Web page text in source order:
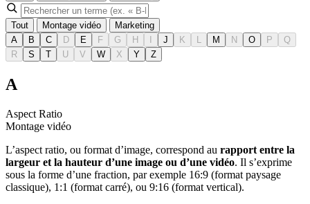
Tout Montage vidéo
Marketing
A
B C D E F G H J K M N O P
Q
R
S T U V W X Y Z
A
Aspect Ratio
Montage vidéo
L’aspect ratio, ou format d’image, correspond au rapport entre la
largeur et la hauteur d’une image ou d’une vidéo. Il s’exprime
sous la forme d’une fraction, par exemple 16:9 (format paysage
classique), 1:1 (format carré), ou 9:16 (format vertical).